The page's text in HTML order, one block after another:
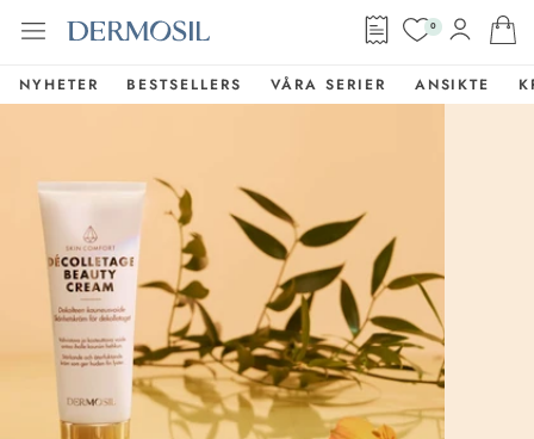
0
NYHETER BESTSELLERS VÅRA SERIER ANSIKTE